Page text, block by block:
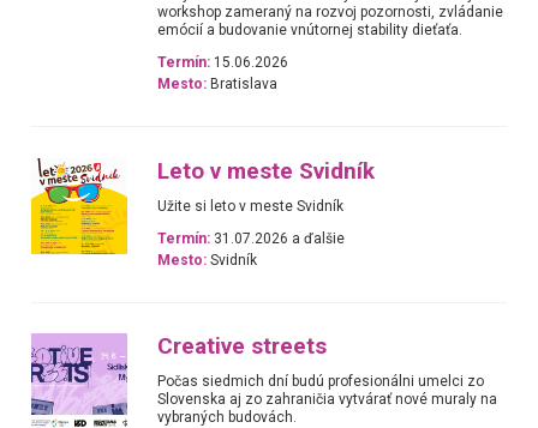
workshop zameraný na rozvoj pozornosti, zvládanie
emócií a budovanie vnútornej stability dieťaťa.
Termín: 15.06.2026
Mesto: Bratislava
Leto v meste Svidník
Užite si leto v meste Svidník
Termín: 31.07.2026 a ďalšie
Mesto: Svidník
Creative streets
Počas siedmich dní budú profesionálni umelci zo
Slovenska aj zo zahraničia vytvárať nové muraly na
vybraných budovách.